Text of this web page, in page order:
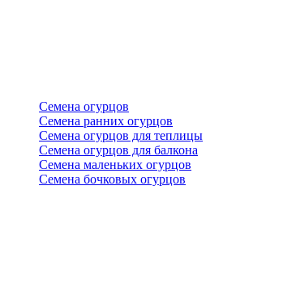
Семена огурцов
Семена ранних огурцов
Семена огурцов для теплицы
Семена огурцов для балкона
Семена маленьких огурцов
Семена бочковых огурцов